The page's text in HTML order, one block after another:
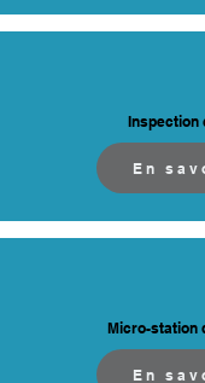
Inspection
En
Micro-station
En